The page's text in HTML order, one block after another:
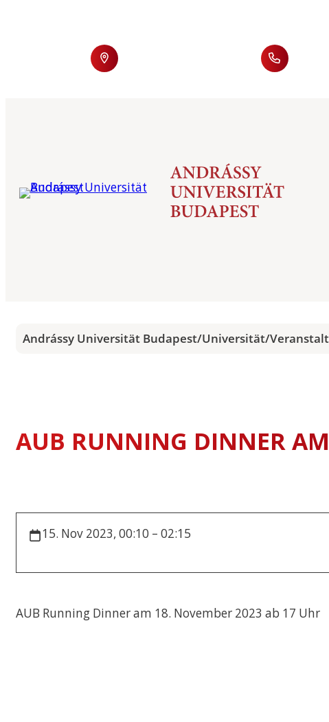
Andrássy Universität Budapest/Universität/
AUB RUNNING DINNER
15. Nov 2023, 00:10 – 02:15
AUB Running Dinner am 18. November 2023 ab 17 Uhr